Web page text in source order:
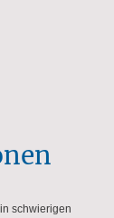
schwierigen